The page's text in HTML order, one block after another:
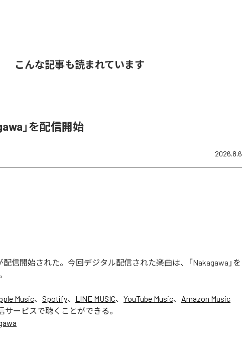
こんな記事も読まれています
」を配信開始
2026.8.6
配信開始された。今回デジタル配信された楽曲は、「Nakagawa」を
Music、 Spotify、 LINE MUSIC、 YouTube Music、 Amazon Music
サービスで聴くことができる。